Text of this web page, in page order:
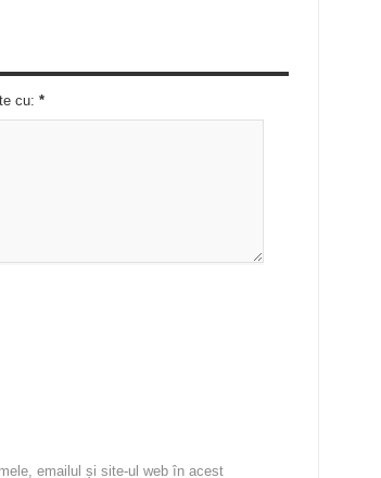
cu: *
emailul și site-ul web în acest